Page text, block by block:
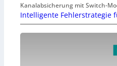
Kanalabsicherung mit Switch-
Intelligente Fehlerstrategie